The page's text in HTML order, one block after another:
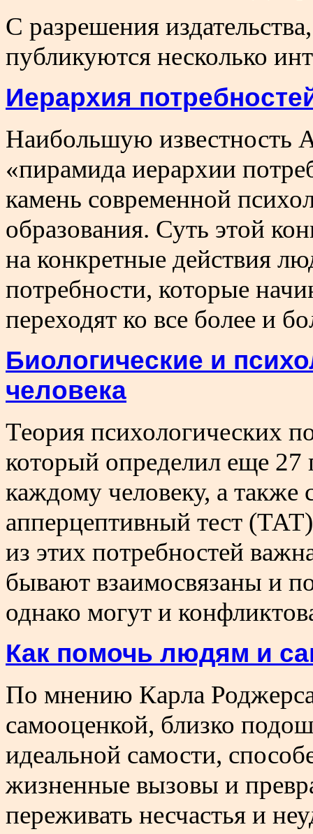
С разрешения
публикуются несколько
Иерархия
Наибольшую известность
«пирамида иерархии
камень современной
образования. Суть этой
на конкретные действия
потребности, которые
переходят ко все более и
Биологические и
человека
Теория психологических
который определил еще 27
каждому человеку, а также
апперцептивный тест
из этих потребностей
бывают взаимосвязаны и
однако могут и
Как помочь людям и
По мнению Карла
самооценкой, близко
идеальной самости,
жизненные вызовы и
переживать несчастья и